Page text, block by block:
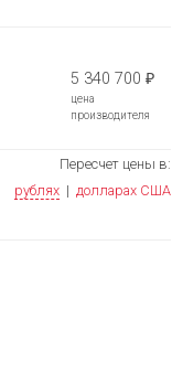
5 340 700₽
цена
производителя
Пересчет цены в:
рублях | долларах США